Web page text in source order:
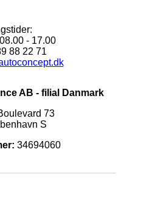
- 17.00
88 22 71
AB - filial Danmark
73
S
34694060